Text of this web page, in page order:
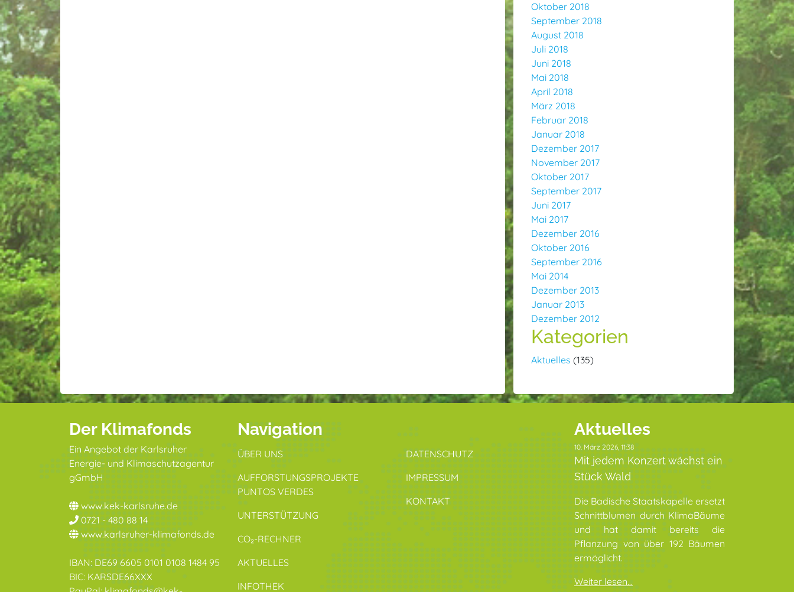
Oktober 2018
September 2018
August 2018
Juli 2018
Juni 2018
Mai 2018
April 2018
März 2018
Februar 2018
Januar 2018
Dezember 2017
November 2017
Oktober 2017
September 2017
Juni 2017
Mai 2017
Dezember 2016
Oktober 2016
September 2016
Mai 2014
Dezember 2013
Januar 2013
Dezember 2012
Kategorien
Aktuelles (135)
Der Klimafonds
Ein Angebot der Karlsruher
Energie- und Klimaschutzagentur
gGmbH
www.kek-karlsruhe.de
0721 - 480 88 14
www.karlsruher-klimafonds.de
IBAN: DE69 6605 0101 0108 1484 95
BIC: KARSDE66XXX
Aktuelles
10. März 2026, 11:38
Mit jedem Konzert wächst ein
Stück Wald
Die Badische Staatskapelle ersetzt
Schnittblumen durch KlimaBäume
und hat damit bereits die
Pflanzung von über 192 Bäumen
ermöglicht.
Weiter lesen...
Navigation
ÜBER UNS
AUFFORSTUNGSPROJEKTE
PUNTOS VERDES
UNTERSTÜTZUNG
CO₂-RECHNER
AKTUELLES
INFOTHEK
DATENSCHUTZ
IMPRESSUM
KONTAKT